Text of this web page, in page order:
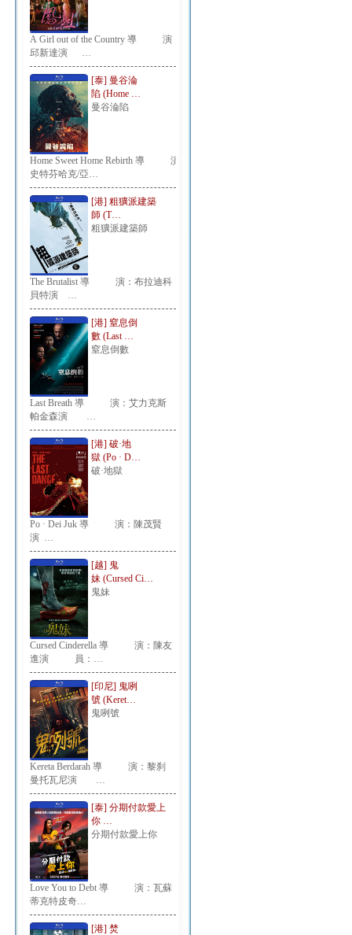
A Girl out of the Country 導 演：
邱新達演 …
[泰] 曼谷淪
陷 (Home …
曼谷淪陷
Home Sweet Home Rebirth 導 演：
史特芬哈克/亞…
[港] 粗獷派建築
師 (T…
粗獷派建築師
The Brutalist 導 演：布拉迪科
貝特演 …
[港] 窒息倒
數 (Last …
窒息倒數
Last Breath 導 演：艾力克斯
帕金森演 …
[港] 破·地
獄 (Po · D…
破·地獄
Po · Dei Juk 導 演：陳茂賢
演 …
[越] 鬼
妹 (Cursed Ci…
鬼妹
Cursed Cinderella 導 演：陳友
進演 員：…
[印尼] 鬼咧
號 (Keret…
鬼咧號
Kereta Berdarah 導 演：黎刹
曼托瓦尼演 …
[泰] 分期付款愛上
你 …
分期付款愛上你
Love You to Debt 導 演：瓦蘇
蒂克特皮奇…
[港] 焚